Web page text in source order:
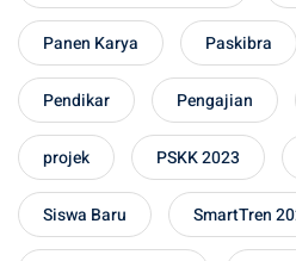
Panen Karya Paskibra
Pendikar Pengajian
projek PSKK 2023
Siswa Baru SmartTren